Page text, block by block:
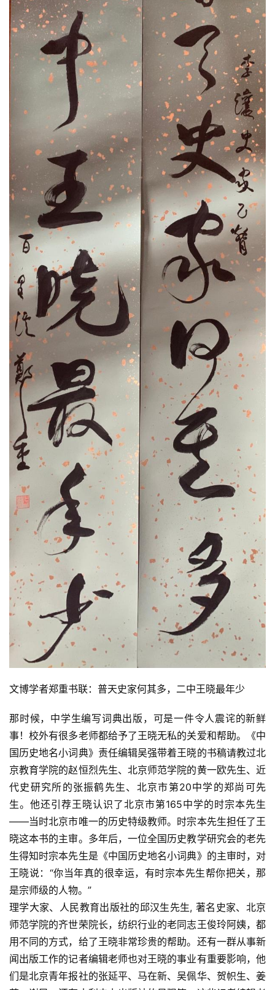
文博学者郑重书联：普天史家何其多，二中王晓最年少
那时候，中学生编写词典出版，可是一件令人震诧的新鲜
事！校外有很多老师都给予了王晓无私的关爱和帮助。《中
国历史地名小词典》责任编辑吴强带着王晓的书稿请教过北
京教育学院的赵恒烈先生、北京师范学院的黄一欧先生、近
代史研究所的张振鹤先生、北京市第20中学的郑尚可先
生。他还引荐王晓认识了北京市第165中学的时宗本先生
——当时北京市唯一的历史特级教师。时宗本先生担任了王
晓这本书的主审。多年后，一位全国历史教学研究会的老先
生得知时宗本先生是《中国历史地名小词典》的主审时，对
王晓说：“你当年真的很幸运，有时宗本先生帮你把关，那
是宗师级的人物。”
理学大家、人民教育出版社的邱汉生先生, 著名史家、北京
师范学院的齐世荣院长，纺织行业的老同志王俊玲阿姨，都
用不同的方式，给了王晓非常珍贵的帮助。还有一群从事新
闻出版工作的记者编辑老师也对王晓的事业有重要影响，他
们是北京青年报社的张延平、马在新、吴佩华、贺帜生、姜